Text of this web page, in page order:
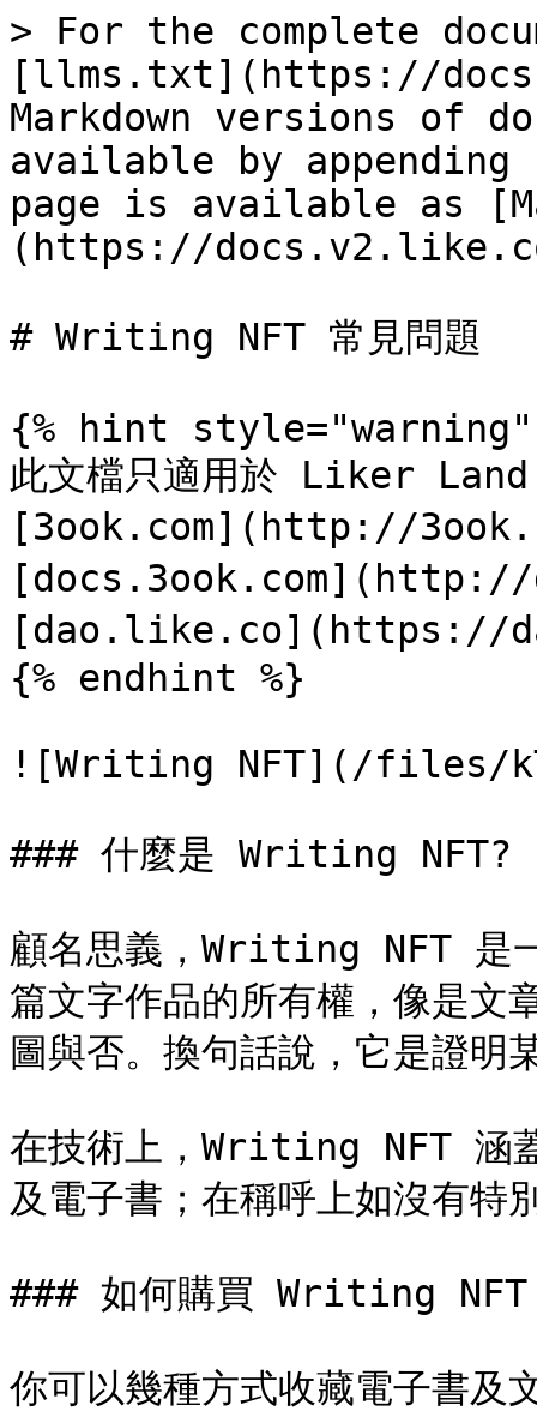
> For the complete
[llms.txt](https://
Markdown versions of
available by
page is available as
(https://
# Writing NFT 常見問題
{% hint style="warning"
此文檔只適用於 Liker
[3ook.com](http://
[docs.3ook.com](http://
[dao.like.co](https://
{% endhint %}
![Writing NFT](/files/
### 什麼是 Writing NFT?
顧名思義，Writing NFT 是
篇文字作品的所有權，像是文
圖與否。換句話說，它是證明
在技術上，Writing NFT 涵
及電子書；在稱呼上如沒有特
### 如何購買 Writing NFT
你可以幾種方式收藏電子書及